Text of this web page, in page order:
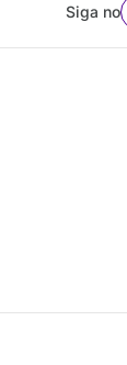
Siga no